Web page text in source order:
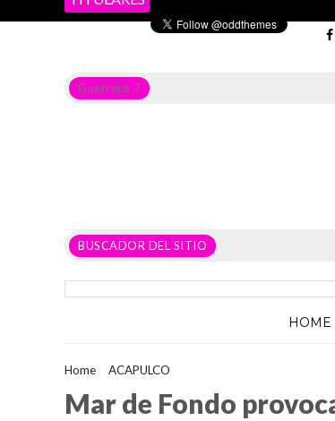
Guerrero 7
BUSCADOR DEL SITIO
HOME
Home ACAPULCO
Mar de Fondo